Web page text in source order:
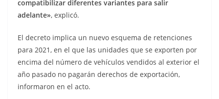
compatibilizar diferentes variantes para salir
adelante», explicó.
El decreto implica un nuevo esquema de retenciones
para 2021, en el que las unidades que se exporten por
encima del número de vehículos vendidos al exterior el
año pasado no pagarán derechos de exportación,
informaron en el acto.